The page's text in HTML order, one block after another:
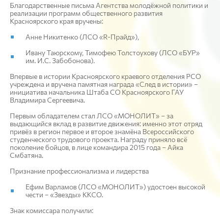
Благодарственные письма Агентства молодёжной политики и
реализации программ общественного развития
Красноярского края вручены:
Анне Никитенко (ЛСО «R-Прайд»),
Ивану Таюрскому, Тимофею Толстоухову (ЛСО «БУР»
им. И.С. Забобонова).
Впервые в истории Красноярского краевого отделения РСО
учреждена и вручена памятная награда «След в истории» –
инициатива начальника Штаба СО Красноярского ГАУ
Владимира Сергеевича.
Первым обладателем стал ЛСО «МОНОЛИТ» – за
выдающийся вклад в развитие движения: именно этот отряд
привёз в регион первое и второе знамёна Всероссийского
студенческого трудового проекта. Награду приняло всё
поколение бойцов, в лице командира 2015 года – Айка
Смбатяна.
Признание профессионализма и лидерства
Ефим Варламов (ЛСО «МОНОЛИТ») удостоен высокой
чести – «Звезды» ККСО.
Знак комиссара получили: